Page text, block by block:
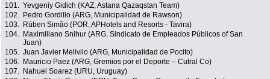
101. Yevgeniy Gidich (KAZ, Astana Qazaqstan Team)
102.
Pedro Gordillo (ARG, Municipalidad de Rawson)
103.
Rúben Simão (POR, APHotels and Resorts - Tavira)
104.
Maximiliano Snihur (ARG, Sindicato de Empleados Públicos of San
Juan)
105. Juan Javier Melivilo (ARG, Municipalidad de Pocito)
106.
Mauricio Paez (ARG, Gremios por el Deporte – Cutral Co)
107.
Nahuel Soarez (URU, Uruguay)